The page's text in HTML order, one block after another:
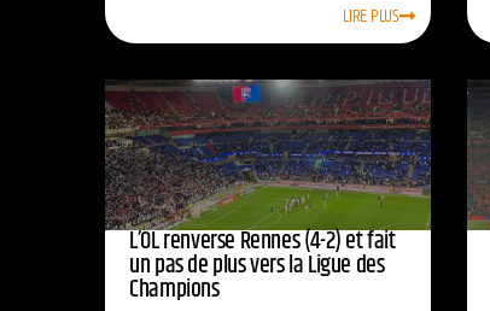
LIRE PLUS
L’OL renverse Rennes (4-2) et fait
un pas de plus vers la Ligue des
Champions